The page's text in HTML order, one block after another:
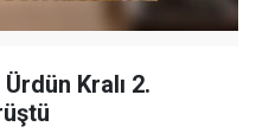
Kralı 2.